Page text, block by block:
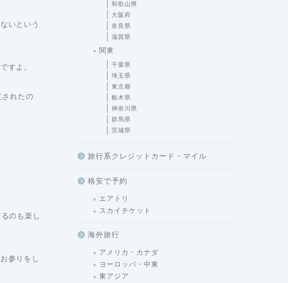
いという
すよ。
されたの
のも楽し
参りをし
和歌山県
大阪府
奈良県
滋賀県
関東
千葉県
埼玉県
東京都
栃木県
神奈川県
群馬県
茨城県
旅行系クレジットカード・マイル
格安で予約
エアトリ
スカイチケット
海外旅行
アメリカ・カナダ
ヨーロッパ・中東
東アジア